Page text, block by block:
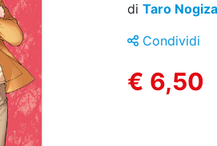
di Taro
Condividi
€ 6,50